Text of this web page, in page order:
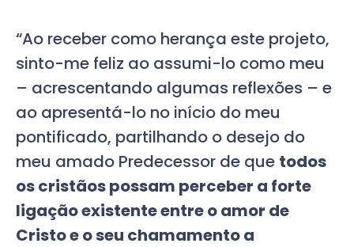
“Ao receber como herança este projeto,
sinto-me feliz ao assumi-lo como meu
– acrescentando algumas reflexões – e
ao apresentá-lo no início do meu
pontificado, partilhando o desejo do
meu amado Predecessor de que todos
os cristãos possam perceber a forte
ligação existente entre o amor de
Cristo e o seu chamamento a